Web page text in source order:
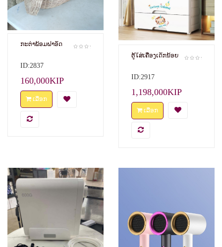
ກະຕ່າພ້ອມຝາອັດ
ID:2837
160,000KIP
ເລືອກ
ຕູ້ໃສ່ເຄື່ອງເດັກນ້ອຍ
ID:2917
1,198,000KIP
ເລືອກ